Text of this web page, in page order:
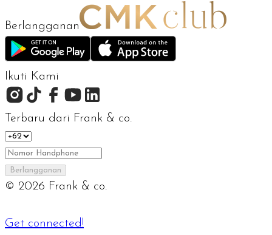
Berlangganan
Ikuti Kami
Terbaru dari Frank & co.
Berlangganan
© 2026 Frank & co.
Get connected!